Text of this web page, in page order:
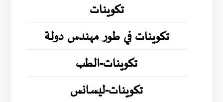
تكوينات
تكوينات في طور مهندس دولة
تكوينات-الطب
تكوينات-ليسانس